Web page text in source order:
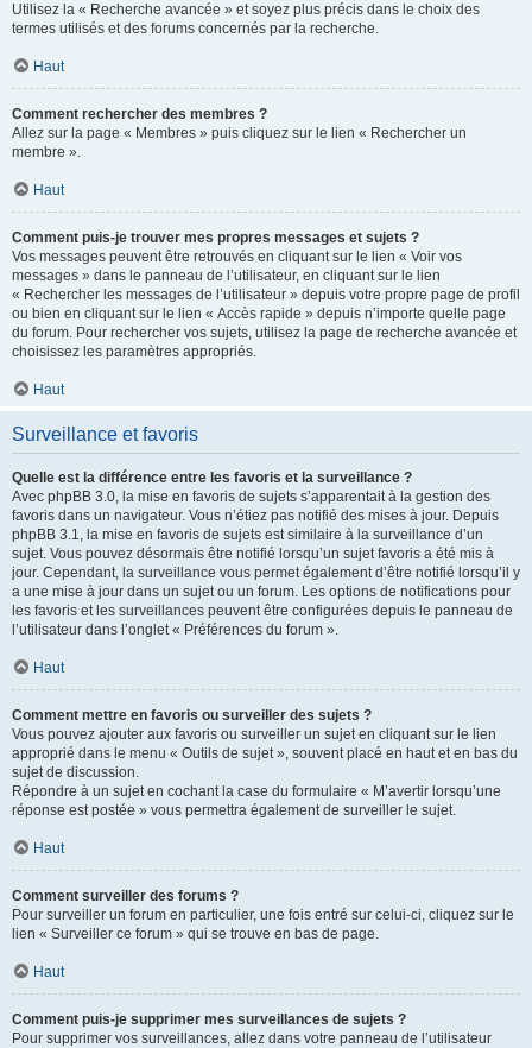
Utilisez la « Recherche avancée » et soyez plus précis dans le choix des
termes utilisés et des forums concernés par la recherche.
Haut
Comment rechercher des membres ?
Allez sur la page « Membres » puis cliquez sur le lien « Rechercher un
membre ».
Haut
Comment puis-je trouver mes propres messages et sujets ?
Vos messages peuvent être retrouvés en cliquant sur le lien « Voir vos
messages » dans le panneau de l’utilisateur, en cliquant sur le lien
« Rechercher les messages de l’utilisateur » depuis votre propre page de profil
ou bien en cliquant sur le lien « Accès rapide » depuis n’importe quelle page
du forum. Pour rechercher vos sujets, utilisez la page de recherche avancée et
choisissez les paramètres appropriés.
Haut
Surveillance et favoris
Quelle est la différence entre les favoris et la surveillance ?
Avec phpBB 3.0, la mise en favoris de sujets s’apparentait à la gestion des
favoris dans un navigateur. Vous n’étiez pas notifié des mises à jour. Depuis
phpBB 3.1, la mise en favoris de sujets est similaire à la surveillance d’un
sujet. Vous pouvez désormais être notifié lorsqu’un sujet favoris a été mis à
jour. Cependant, la surveillance vous permet également d’être notifié lorsqu’il y
a une mise à jour dans un sujet ou un forum. Les options de notifications pour
les favoris et les surveillances peuvent être configurées depuis le panneau de
l’utilisateur dans l’onglet « Préférences du forum ».
Haut
Comment mettre en favoris ou surveiller des sujets ?
Vous pouvez ajouter aux favoris ou surveiller un sujet en cliquant sur le lien
approprié dans le menu « Outils de sujet », souvent placé en haut et en bas du
sujet de discussion.
Répondre à un sujet en cochant la case du formulaire « M’avertir lorsqu’une
réponse est postée » vous permettra également de surveiller le sujet.
Haut
Comment surveiller des forums ?
Pour surveiller un forum en particulier, une fois entré sur celui-ci, cliquez sur le
lien « Surveiller ce forum » qui se trouve en bas de page.
Haut
Comment puis-je supprimer mes surveillances de sujets ?
Pour supprimer vos surveillances, allez dans votre panneau de l’utilisateur